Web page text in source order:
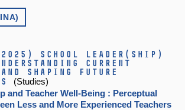
School Leader(ship)
Current
Shaping Future
(Studies)
and Teacher Well-Being : Perceptual
Less and More Experienced Teachers